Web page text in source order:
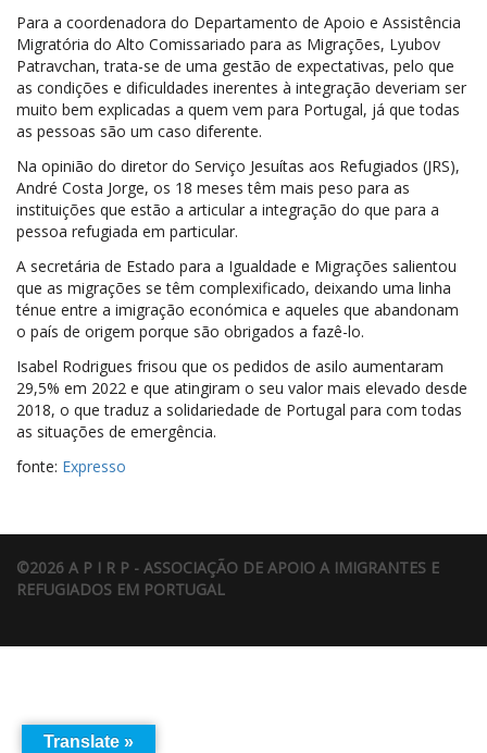
Para a coordenadora do Departamento de Apoio e Assistência
Migratória do Alto Comissariado para as Migrações, Lyubov
Patravchan, trata-se de uma gestão de expectativas, pelo que
as condições e dificuldades inerentes à integração deveriam ser
muito bem explicadas a quem vem para Portugal, já que todas
as pessoas são um caso diferente.
Na opinião do diretor do Serviço Jesuítas aos Refugiados (JRS),
André Costa Jorge, os 18 meses têm mais peso para as
instituições que estão a articular a integração do que para a
pessoa refugiada em particular.
A secretária de Estado para a Igualdade e Migrações salientou
que as migrações se têm complexificado, deixando uma linha
ténue entre a imigração económica e aqueles que abandonam
o país de origem porque são obrigados a fazê-lo.
Isabel Rodrigues frisou que os pedidos de asilo aumentaram
29,5% em 2022 e que atingiram o seu valor mais elevado desde
2018, o que traduz a solidariedade de Portugal para com todas
as situações de emergência.
fonte: Expresso
©2026 A P I R P - ASSOCIAÇÃO DE APOIO A IMIGRANTES E
REFUGIADOS EM PORTUGAL
Translate »